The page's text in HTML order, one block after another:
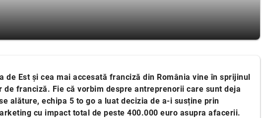
de Est și cea mai accesată franciză din România vine în sprijinul
franciză. Fie că vorbim despre antreprenorii care sunt deja
alăture, echipa 5 to go a luat decizia de a-i susține prin
cu impact total de peste 400.000 euro asupra afacerii.